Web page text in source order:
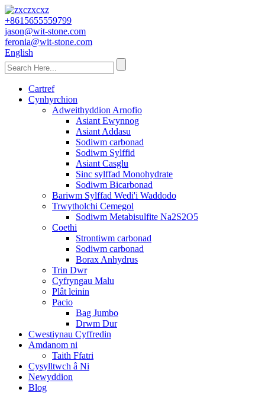
+8615655559799
jason@wit-stone.com
feronia@wit-stone.com
English
Cartref
Cynhyrchion
Adweithyddion Arnofio
Asiant Ewynnog
Asiant Addasu
Sodiwm carbonad
Sodiwm Sylffid
Asiant Casglu
Sinc sylffad Monohydrate
Sodiwm Bicarbonad
Bariwm Sylffad Wedi'i Waddodo
Trwytholchi Cemegol
Sodiwm Metabisulfite Na2S2O5
Coethi
Strontiwm carbonad
Sodiwm carbonad
Borax Anhydrus
Trin Dwr
Cyfryngau Malu
Plât leinin
Pacio
Bag Jumbo
Drwm Dur
Cwestiynau Cyffredin
Amdanom ni
Taith Ffatri
Cysylltwch â Ni
Newyddion
Blog